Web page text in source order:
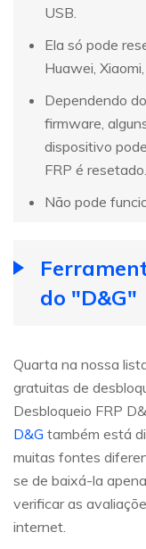
USB.
Ela só pode
Huawei,
Dependendo
firmware,
dispositivo
FRP é resetado.
Não pode
do "D&G"
Quarta na nossa
gratuitas de
Desbloqueio FRP
D&G também está
muitas fontes
se de baixá-la
verificar as
internet.